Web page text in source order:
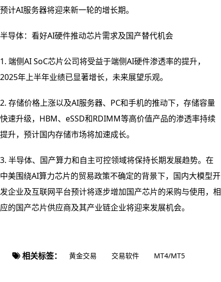
预计AI服务器将迎来新一轮的增长期。
半导体：看好AI硬件推动芯片需求及国产替代机会
1. 端侧AI SoC芯片公司将受益于端侧AI硬件渗透率的提升，
2025年上半年业绩已显著增长，未来展望乐观。
2. 存储价格上涨以及AI服务器、PC和手机的推动下，存储容量
快速升级，HBM、eSSD和RDIMM等高价值产品的渗透率持续
提升，预计国内存储市场将加速成长。
3. 半导体、国产算力和自主可控领域将保持长期发展趋势。在
中美围绕AI算力芯片的贸易政策不确定的背景下，国内大模型开
发企业及互联网平台预计将逐步增加国产芯片的采购与使用，相
应的国产芯片供应商及其产业链企业将迎来发展机会。
相关标签： 黄金交易 交易软件 MT4/MT5